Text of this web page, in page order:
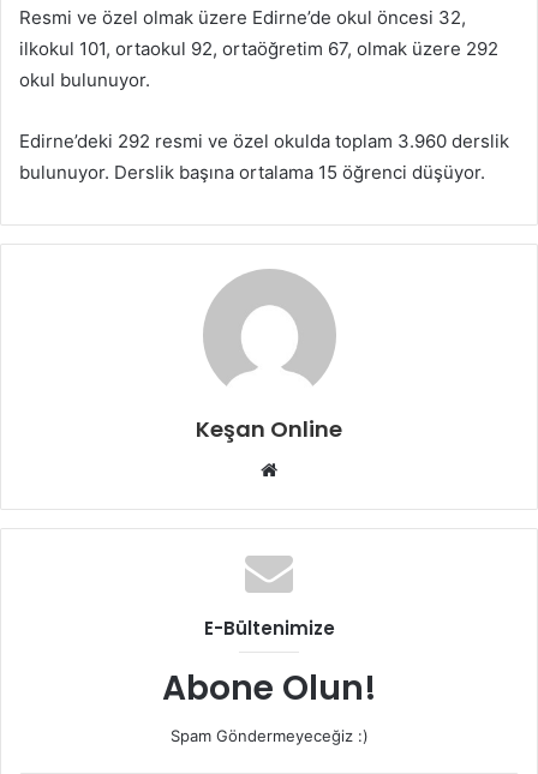
Resmi ve özel olmak üzere Edirne’de okul öncesi 32,
ilkokul 101, ortaokul 92, ortaöğretim 67, olmak üzere 292
okul bulunuyor.
Edirne’deki 292 resmi ve özel okulda toplam 3.960 derslik
bulunuyor. Derslik başına ortalama 15 öğrenci düşüyor.
Keşan Online
Web
E-Bültenimize
Abone Olun!
Spam Göndermeyeceğiz :)